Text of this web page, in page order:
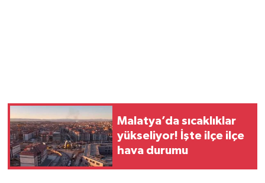
Malatya’da sıcaklıklar
yükseliyor! İşte ilçe ilçe
hava durumu